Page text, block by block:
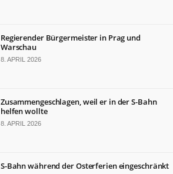
Regierender Bürgermeister in Prag und
Warschau
8. APRIL 2026
Zusammengeschlagen, weil er in der S-Bahn
helfen wollte
8. APRIL 2026
S-Bahn während der Osterferien eingeschränkt